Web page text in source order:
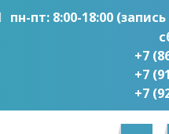
пн-пт: 8:00-18:00 (запись
+7
+7
‎+7